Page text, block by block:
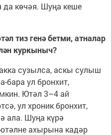
да көчәя. Шуңа кеше
тиз генә бетми, атналар
куркыныч?
сузылса, аскы сулыш
ул бронхит,
Ютәл 3–4 ай
ул хроник бронхит,
ала. Шуңа күрә
ахырына кадәр